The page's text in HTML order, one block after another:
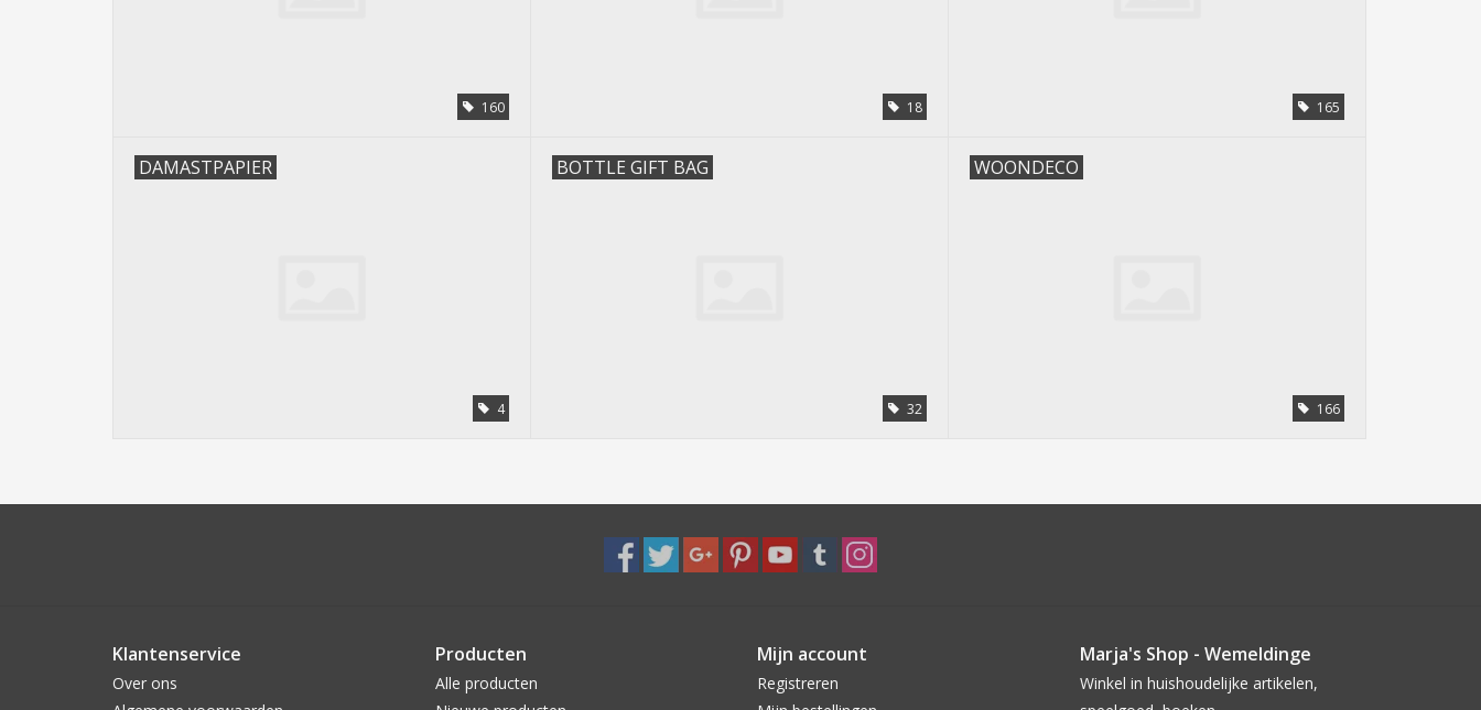
160 18 165
DAMASTPAPIER
4
BOTTLE GIFT BAG
32
WOONDECO
166
Klantenservice
Over ons
Producten
Alle producten
Mijn account
Registreren
Marja's Shop - Wemeldinge
Winkel in huishoudelijke artikelen,